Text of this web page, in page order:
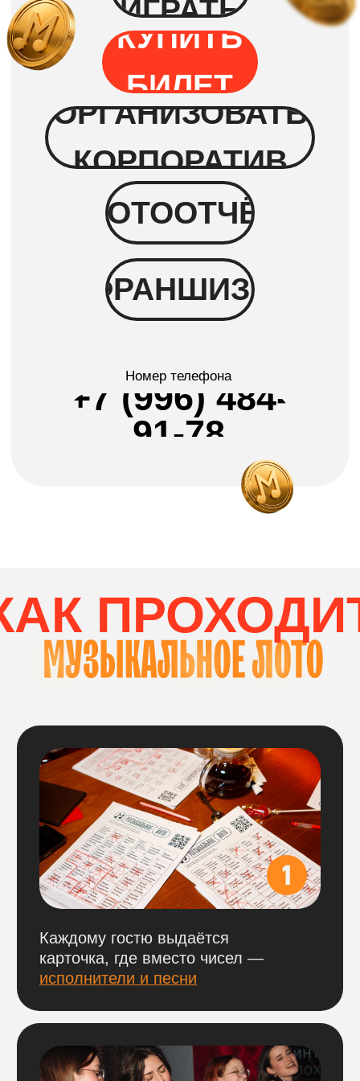
Угадывать ничего не нужно!
Исполнители и названия песен
на экране
Каждому гостю выдаётся
карточка, где вместо чисел —
исполнители и песни
Цена указана за весь стол,больше
ничего доплачивать не нужно, все
участники за столом проходятпо одному
билету.
ВАЖНО
На наши игры действует бронь столов
по 100% предоплате.
выбрав нужный город и игровой день.
БРОНЬ СТОЛОВ
Вам нужно выбрать столик
на необходимое количество участников: